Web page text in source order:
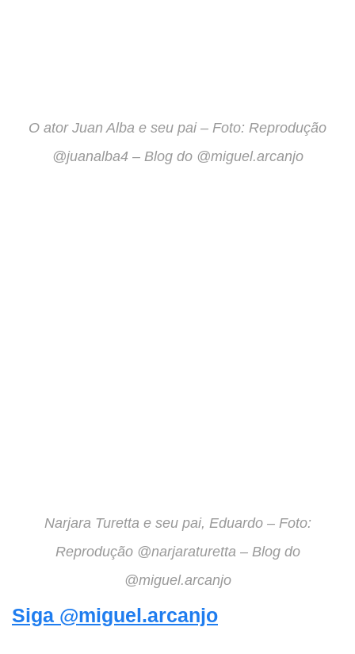
O ator Juan Alba e seu pai – Foto: Reprodução
@juanalba4 – Blog do @miguel.arcanjo
Narjara Turetta e seu pai, Eduardo – Foto:
Reprodução @narjaraturetta – Blog do
@miguel.arcanjo
Siga @miguel.arcanjo